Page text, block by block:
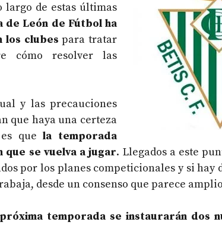
de estas últimas
de León de Fútbol ha
los clubes para tratar
cómo resolver las
y las precauciones
que haya una certeza
es quela temporada
que se vuelva a jugar. Llegados a este
por los planes competicionales y si hay
desde un consenso que parece
temporada se instaurarán dos